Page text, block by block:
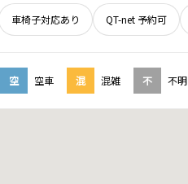
車椅子対応あり QT-net 予約可
空 空車 混 混雑 不 不明